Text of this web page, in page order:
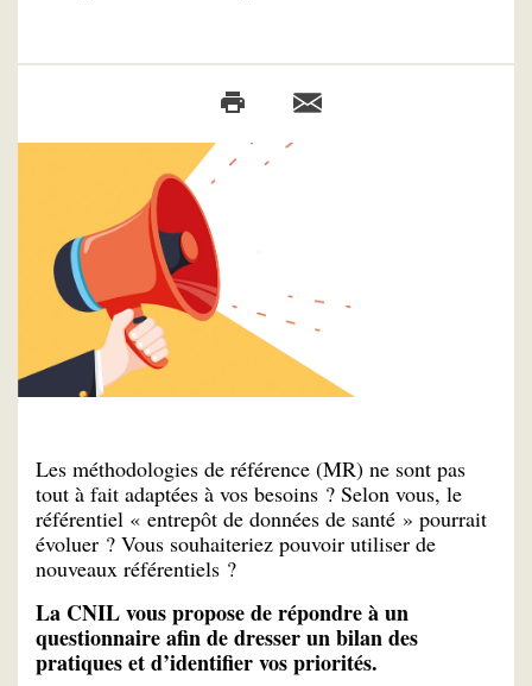
Les méthodologies de référence (MR) ne sont pas
tout à fait adaptées à vos besoins ? Selon vous, le
référentiel « entrepôt de données de santé » pourrait
évoluer ? Vous souhaiteriez pouvoir utiliser de
nouveaux référentiels ?
La CNIL vous propose de répondre à un
questionnaire afin de dresser un bilan des
pratiques et d’identifier vos priorités.